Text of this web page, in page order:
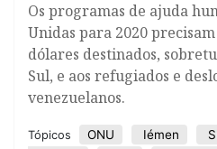
Os programas de ajuda
Unidas para 2020
dólares destinados,
Sul, e aos refugiados e
venezuelanos.
Tópicos ONU Iémen